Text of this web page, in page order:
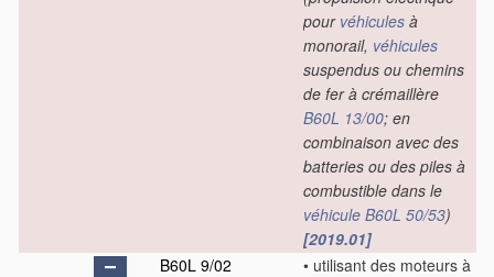
pour véhicules à
monorail, véhicules
suspendus ou chemins
de fer à crémaillère
B60L 13/00; en
combinaison avec des
batteries ou des piles à
combustible dans le
véhicule B60L 50/53)
[2019.01]
B60L 9/02
• utilisant des moteurs à